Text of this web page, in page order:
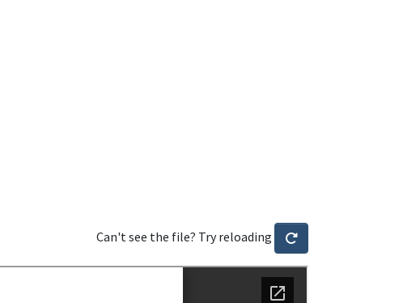
Can't see the file? Try reloading